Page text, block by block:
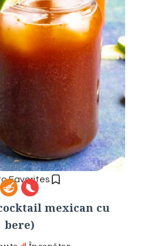
Favorites
mexican cu
bere)